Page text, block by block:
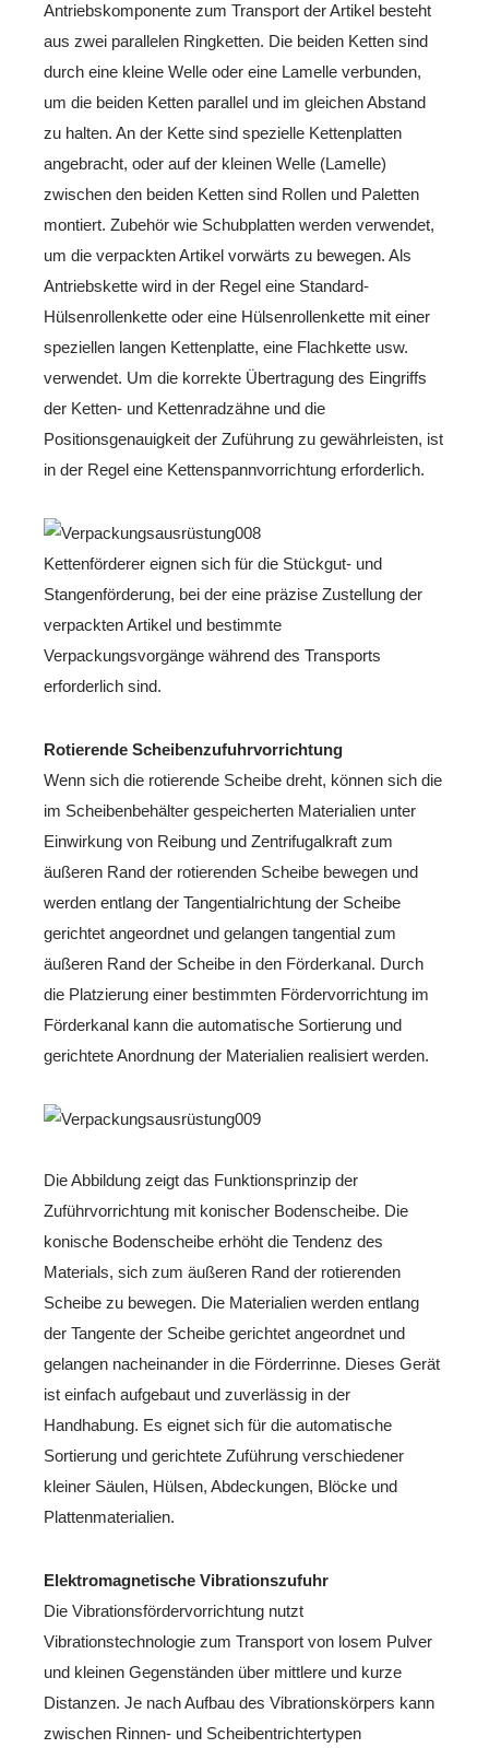
Antriebskomponente zum Transport der Artikel besteht
aus zwei parallelen Ringketten. Die beiden Ketten sind
durch eine kleine Welle oder eine Lamelle verbunden,
um die beiden Ketten parallel und im gleichen Abstand
zu halten. An der Kette sind spezielle Kettenplatten
angebracht, oder auf der kleinen Welle (Lamelle)
zwischen den beiden Ketten sind Rollen und Paletten
montiert. Zubehör wie Schubplatten werden verwendet,
um die verpackten Artikel vorwärts zu bewegen. Als
Antriebskette wird in der Regel eine Standard-
Hülsenrollenkette oder eine Hülsenrollenkette mit einer
speziellen langen Kettenplatte, eine Flachkette usw.
verwendet. Um die korrekte Übertragung des Eingriffs
der Ketten- und Kettenradzähne und die
Positionsgenauigkeit der Zuführung zu gewährleisten, ist
in der Regel eine Kettenspannvorrichtung erforderlich.
Kettenförderer eignen sich für die Stückgut- und
Stangenförderung, bei der eine präzise Zustellung der
verpackten Artikel und bestimmte
Verpackungsvorgänge während des Transports
erforderlich sind.
Rotierende Scheibenzufuhrvorrichtung
Wenn sich die rotierende Scheibe dreht, können sich die
im Scheibenbehälter gespeicherten Materialien unter
Einwirkung von Reibung und Zentrifugalkraft zum
äußeren Rand der rotierenden Scheibe bewegen und
werden entlang der Tangentialrichtung der Scheibe
gerichtet angeordnet und gelangen tangential zum
äußeren Rand der Scheibe in den Förderkanal. Durch
die Platzierung einer bestimmten Fördervorrichtung im
Förderkanal kann die automatische Sortierung und
gerichtete Anordnung der Materialien realisiert werden.
Die Abbildung zeigt das Funktionsprinzip der
Zuführvorrichtung mit konischer Bodenscheibe. Die
konische Bodenscheibe erhöht die Tendenz des
Materials, sich zum äußeren Rand der rotierenden
Scheibe zu bewegen. Die Materialien werden entlang
der Tangente der Scheibe gerichtet angeordnet und
gelangen nacheinander in die Förderrinne. Dieses Gerät
ist einfach aufgebaut und zuverlässig in der
Handhabung. Es eignet sich für die automatische
Sortierung und gerichtete Zuführung verschiedener
kleiner Säulen, Hülsen, Abdeckungen, Blöcke und
Plattenmaterialien.
Elektromagnetische Vibrationszufuhr
Die Vibrationsfördervorrichtung nutzt
Vibrationstechnologie zum Transport von losem Pulver
und kleinen Gegenständen über mittlere und kurze
Distanzen. Je nach Aufbau des Vibrationskörpers kann
zwischen Rinnen- und Scheibentrichtertypen